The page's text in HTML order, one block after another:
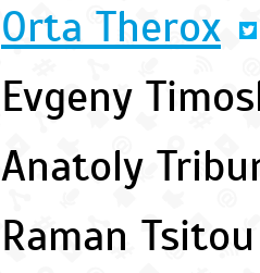
Orta Therox
Evgeny
Anatoly
Raman